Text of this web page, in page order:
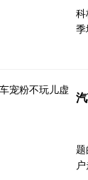
科
季
题